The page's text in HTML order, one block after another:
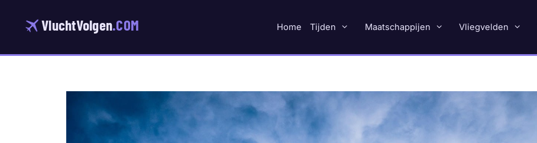
VluchtVolgen.COM Home Tijden Maatschappijen Vliegvelden